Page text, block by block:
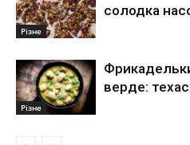
Різне
солодка
Різне
верде: